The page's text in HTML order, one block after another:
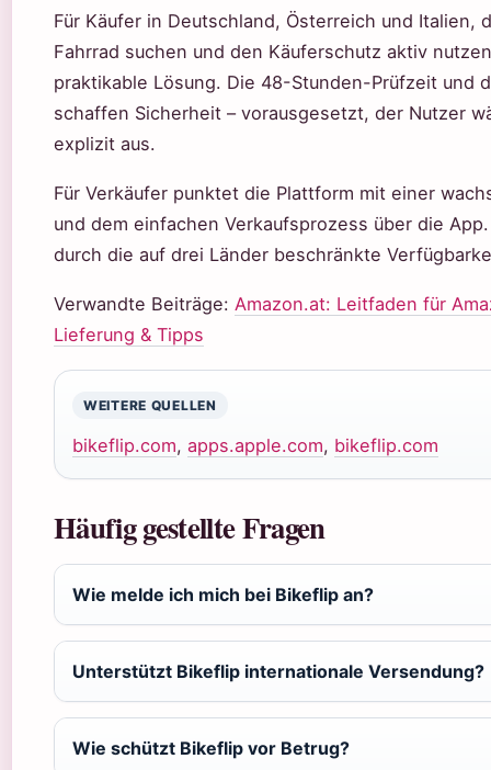
Für Käufer in Deutschland, Österreich und Italien,
Fahrrad suchen und den Käuferschutz aktiv
praktikable Lösung. Die 48-Stunden-Prüfzeit und
schaffen Sicherheit – vorausgesetzt, der Nutzer
explizit aus.
Für Verkäufer punktet die Plattform mit einer
und dem einfachen Verkaufsprozess über die
durch die auf drei Länder beschränkte
Verwandte Beiträge: Amazon.at: Leitfaden für
Lieferung & Tipps
WEITERE QUELLEN
bikeflip.com, apps.apple.com, bikeflip.com
Häufig gestellte Fragen
Wie melde ich mich bei Bikeflip an?
Unterstützt Bikeflip internationale Versendung?
Wie schützt Bikeflip vor Betrug?